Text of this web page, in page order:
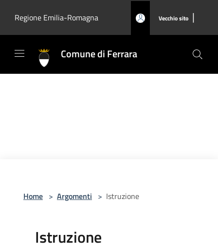
Regione Emilia-Romagna
Vecchio sito |
Comune di Ferrara
Home > Argomenti > Istruzione
Istruzione